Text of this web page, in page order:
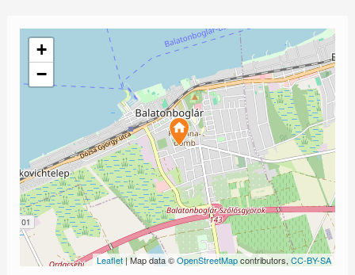
+
−
Leaflet| Map data ©OpenStreetMapcontributors,CC-BY-SA